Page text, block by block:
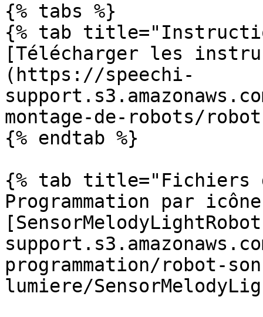
{% tabs %}
{% tab
[Télécharger les
(https://speechi-
montage-de-robots/
{% endtab %}
{% tab title="Fichiers
Programmation par
programmation/robot-
lumiere/